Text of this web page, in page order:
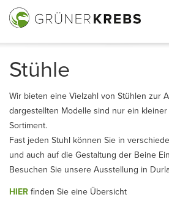
Stühle
Wir bieten eine Vielzahl von Stühlen zur
dargestellten Modelle sind nur ein
Sortiment.
Fast jeden Stuhl können Sie in
und auch auf die Gestaltung der Beine
Besuchen Sie unsere Ausstellung in
HIER finden Sie eine Übersicht